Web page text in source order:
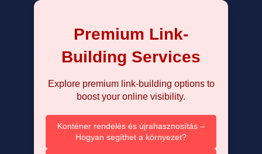
Premium Link-
Building Services
Explore premium link-building options to
boost your online visibility.
Konténer rendelés és újrahasznosítás –
Hogyan segíthet a környezet?